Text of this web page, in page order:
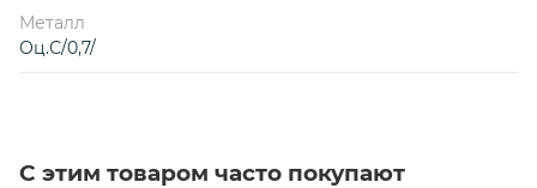
Металл
Оц.С/0,7/
С этим товаром часто покупают